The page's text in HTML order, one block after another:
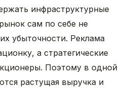
инфраструктурные
сам по себе не
убыточности. Реклама
а стратегические
Поэтому в одной
растущая выручка и